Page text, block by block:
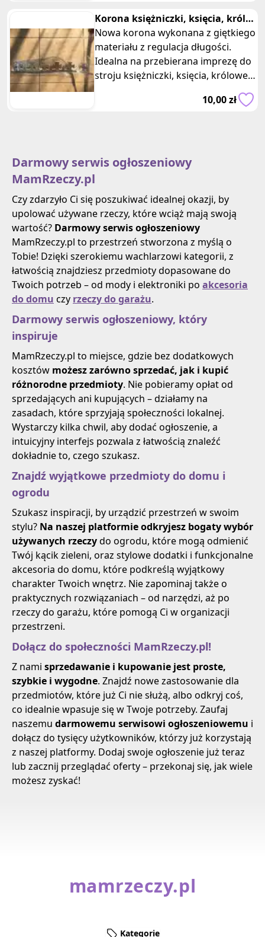
Korona księżniczki, księcia, króla,
królowej
Nowa korona wykonana z giętkiego
materiału z regulacja długości.
Idealna na przebierana imprezę do
stroju księżniczki, księcia, królowej,
10,00 zł
Darmowy serwis ogłoszeniowy
MamRzeczy.pl
Czy zdarzyło Ci się poszukiwać idealnej okazji, by
upolować używane rzeczy, które wciąż mają swoją
wartość? Darmowy serwis ogłoszeniowy
MamRzeczy.pl to przestrzeń stworzona z myślą o
Tobie! Dzięki szerokiemu wachlarzowi kategorii, z
łatwością znajdziesz przedmioty dopasowane do
Twoich potrzeb – od mody i elektroniki po akcesoria
do domu czy rzeczy do garażu.
Darmowy serwis ogłoszeniowy, który
inspiruje
MamRzeczy.pl to miejsce, gdzie bez dodatkowych
kosztów możesz zarówno sprzedać, jak i kupić
różnorodne przedmioty. Nie pobieramy opłat od
sprzedających ani kupujących – działamy na
zasadach, które sprzyjają społeczności lokalnej.
Wystarczy kilka chwil, aby dodać ogłoszenie, a
intuicyjny interfejs pozwala z łatwością znaleźć
dokładnie to, czego szukasz.
Znajdź wyjątkowe przedmioty do domu i
ogrodu
Szukasz inspiracji, by urządzić przestrzeń w swoim
stylu? Na naszej platformie odkryjesz bogaty wybór
używanych rzeczydo ogrodu, które mogą odmienić
Twój kącik zieleni, oraz stylowe dodatki i funkcjonalne
akcesoria do domu, które podkreślą wyjątkowy
charakter Twoich wnętrz. Nie zapominaj także o
praktycznych rozwiązaniach – od narzędzi, aż po
rzeczy do garażu, które pomogą Ci w organizacji
przestrzeni.
Dołącz do społeczności MamRzeczy.pl!
Z nami sprzedawanie i kupowanie jest proste,
szybkie i wygodne. Znajdź nowe zastosowanie dla
przedmiotów, które już Ci nie służą, albo odkryj coś,
co idealnie wpasuje się w Twoje potrzeby. Zaufaj
naszemu darmowemu serwisowi ogłoszeniowemu i
dołącz do tysięcy użytkowników, którzy już korzystają
z naszej platformy. Dodaj swoje ogłoszenie już teraz
lub zacznij przeglądać oferty – przekonaj się, jak wiele
możesz zyskać!
mamrzeczy.pl
Kategorie